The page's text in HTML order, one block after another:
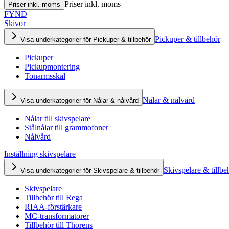
Priser inkl. moms Priser inkl. moms
FYND
Skivor
Visa underkategorier för Pickuper & tillbehör Pickuper & tillbehör
Pickuper
Pickupmontering
Tonarmsskal
Visa underkategorier för Nålar & nålvård Nålar & nålvård
Nålar till skivspelare
Stålnålar till grammofoner
Nålvård
Inställning skivspelare
Visa underkategorier för Skivspelare & tillbehör Skivspelare &
Skivspelare
Tillbehör till Rega
RIAA-förstärkare
MC-transformatorer
Tillbehör till Thorens